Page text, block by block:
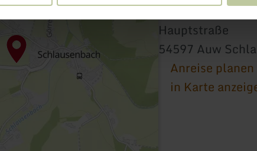
Kinderspielplatz
Hauptstraße
54597 Auw
Anreise planen
in Karte